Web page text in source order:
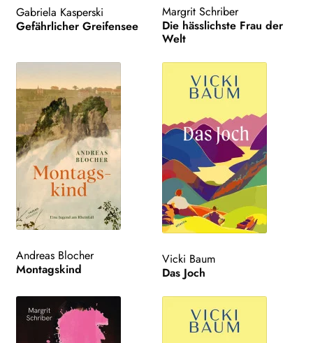
Gabriela Kasperski
Gefährlicher Greifensee
Margrit Schriber
Die hässlichste Frau der
Welt
Andreas Blocher
Montagskind
Vicki Baum
Das Joch